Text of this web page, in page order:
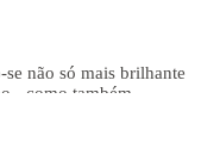
não só mais brilhante
- como também
o desempenho do